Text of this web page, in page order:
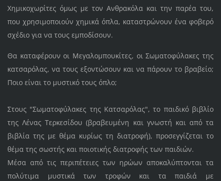
Χημικοχωρίτες όμως με τον Ανθρακόλα και την παρέα του,
που χρησιμοποιούν χημικά όπλα, καταστρώνουν ένα φοβερό
σχέδιο για να τους εμποδίσουν.
Θα καταφέρουν οι Μεγαλομπουκίτες, οι Σωματοφύλακες της
κατσαρόλας, να τους εξοντώσουν και να πάρουν το βραβείο;
Ποιο είναι το μυστικό τους όπλο;
Στους "Σωματοφύλακες της Κατσαρόλας", το παιδικό βιβλίο
της Λένας Τερκεσίδου (βραβευμένη και γνωστή και από τα
βιβλία της με θέμα κυρίως τη διατροφή), προσεγγίζεται το
θέμα της σωστής και ποιοτικής διατροφής των παιδιών.
Μέσα από τις περιπέτειες των ηρώων αποκαλύπτονται τα
πολύτιμα μυστικά των τροφών και τα παιδιά με